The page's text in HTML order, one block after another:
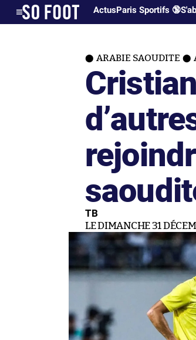
ActusParis Sportifs 🔞
ARABIE SAOUDITE
TB
LE DIMANCHE 31